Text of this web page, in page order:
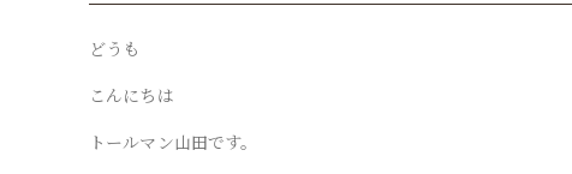
どうも
こんにちは
トールマン山田です。